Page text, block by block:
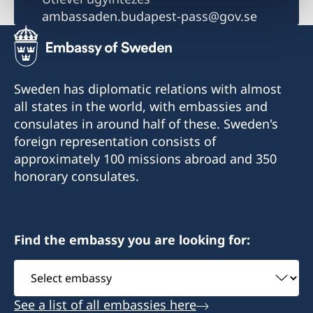
ambassaden.budapest-pass@gov.se
Sweden has diplomatic relations with almost
all states in the world, with embassies and
consulates in around half of these. Sweden's
foreign representation consists of
approximately 100 missions abroad and 350
honorary consulates.
Find the embassy you are looking for:
Select
embassy
See a list of all embassies here